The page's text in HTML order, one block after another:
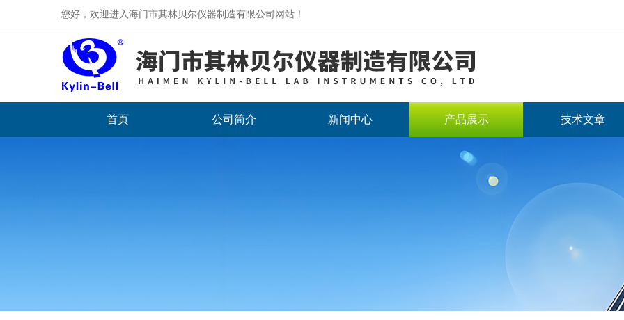
您好，欢迎进入海门市其林贝尔仪器制造有限公司网站！
首页 公司简介 新闻中心 产品展示 技术文章